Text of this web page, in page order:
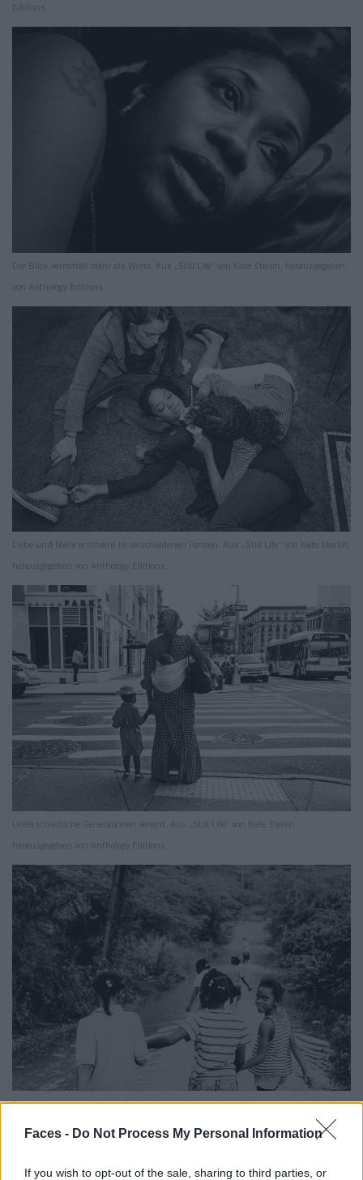
Faces - Do Not Process My Personal Information
If you wish to opt-out of the sale, sharing to third parties, or
Editions.
Der Blick vermittelt mehr als Worte. Aus „Still Life“ von Kate Sterlin, herausgegeben
von Anthology Editions.
Liebe und Nähe erscheint in verschiedenen Formen. Aus „Still Life“ von Kate Sterlin,
herausgegeben von Anthology Editions.
Unterschiedliche Generationen vereint. Aus „Still Life“ von Kate Sterlin,
herausgegeben von Anthology Editions.
Familie bedeutet auch, sich festhalten zu können. Aus „Still Life“ von Kate Sterlin,
Still Life: Photographs & Love Stories